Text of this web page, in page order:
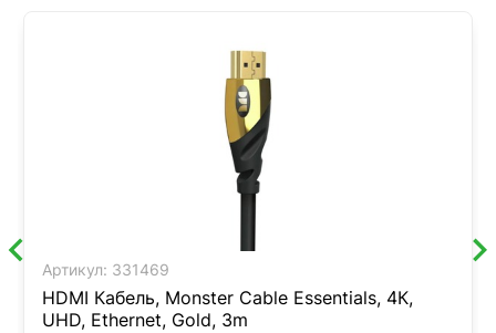
Артикул: 331469
HDMI Кабель, Monster Cable Essentials, 4К,
UHD, Ethernet, Gold, 3m